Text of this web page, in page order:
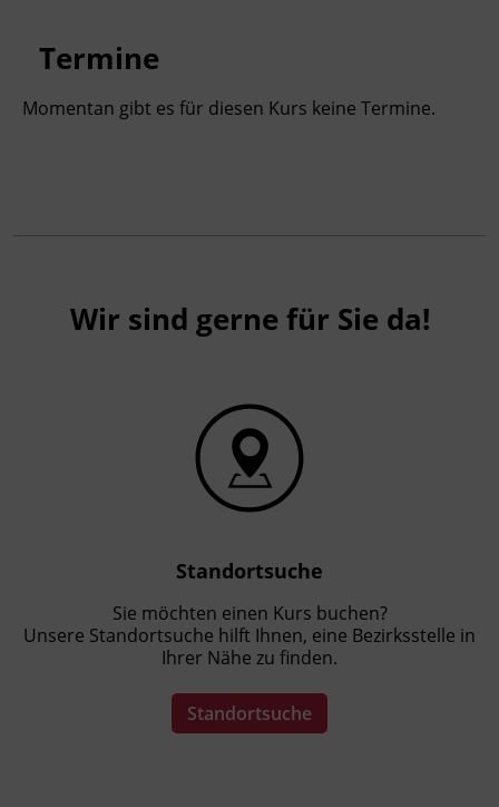
abbrechen
Leitung
Abschluss
Für die Teilnahme an der Fortbildung erhalten
Sie 16 ÖGKV PFP®, (2 ÖGKV PFP = 1
Fortbildungsstunde laut GuKG)
Förderhinweis
Alle Informationen rund um die AK
Zukunftsaktie sind unter der kostenlosen AK
Hotline +43 800 225522 1515 erhältlich.
Sichern Sie sich Ihre Zukunftsaktie für Ihre
Termine
Momentan gibt es für diesen Kurs keine Termine.
Wir sind gerne für Sie da!
Standortsuche
Sie möchten einen Kurs buchen?
Unsere Standortsuche hilft Ihnen, eine Bezirksstelle in
Ihrer Nähe zu finden.
Standortsuche